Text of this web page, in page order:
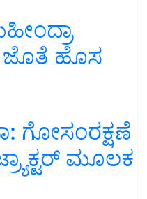
ಜೊತೆ ಹೊಸ
ಗೋಸಂರಕ್ಷಣೆ
ಮೂಲಕ